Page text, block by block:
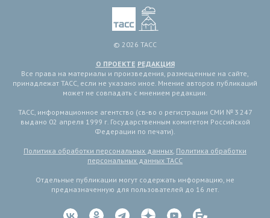
© 2026 ТАСС
О ПРОЕКТЕ РЕДАКЦИЯ
Все права на материалы и произведения, размещенные на сайте,
принадлежат ТАСС, если не указано иное. Мнение авторов публикаций
может не совпадать с мнением редакции.
ТАСС, информационное агентство (св-во о регистрации СМИ № 3 247
выдано 02 апреля 1999 г. Государственным комитетом Российской
Федерации по печати).
Политика обработки персональных данных, Политика обработки
персональных данных ТАСС
Отдельные публикации могут содержать информацию, не
предназначенную для пользователей до 16 лет.